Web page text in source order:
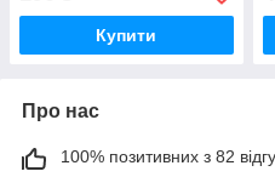
Купити
Про нас
100% позитивних з 82